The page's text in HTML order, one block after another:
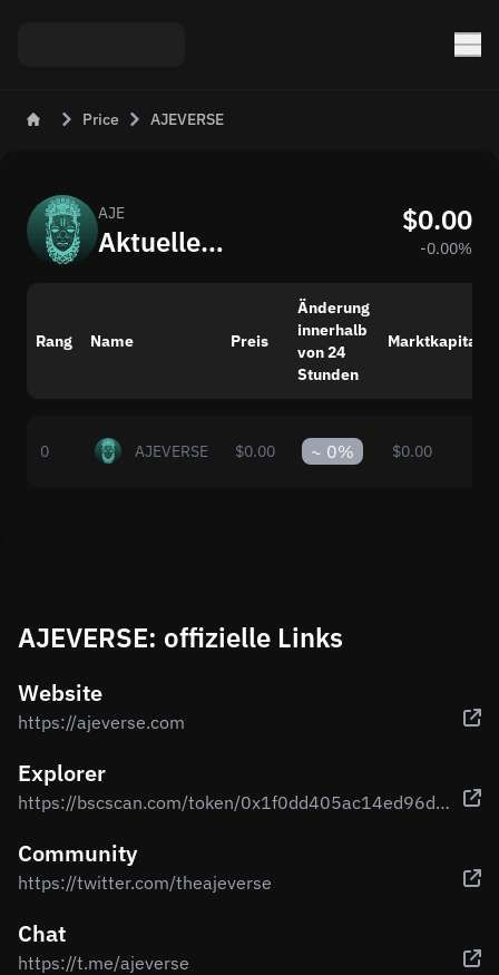
Price AJEVERSE
AJE
Aktueller Preis von AJEVERSE (AJE) in USD
$0.00
-0.00%
Rang Name Preis
Änderung
innerhalb
von 24
Stunden
0 AJEVERSE $0.00 ~ 0% $0.00
AJEVERSE: offizielle Links
Website
https://ajeverse.com
Explorer
https://bscscan.com/token/0x1f0dd405ac14ed96dec617c525ed41e0130457bc#balances
Community
https://twitter.com/theajeverse
Chat
https://t.me/ajeverse